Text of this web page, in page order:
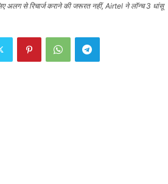
से रिचार्ज कराने की जरूरत नहीं, Airtel ने लॉन्च 3 धांसू